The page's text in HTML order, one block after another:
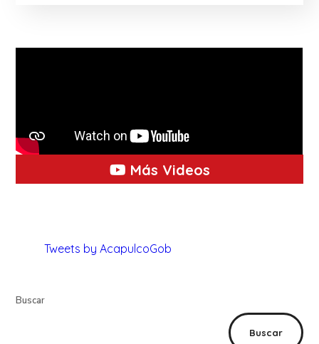
Más Videos
Tweets by AcapulcoGob
Buscar
Buscar